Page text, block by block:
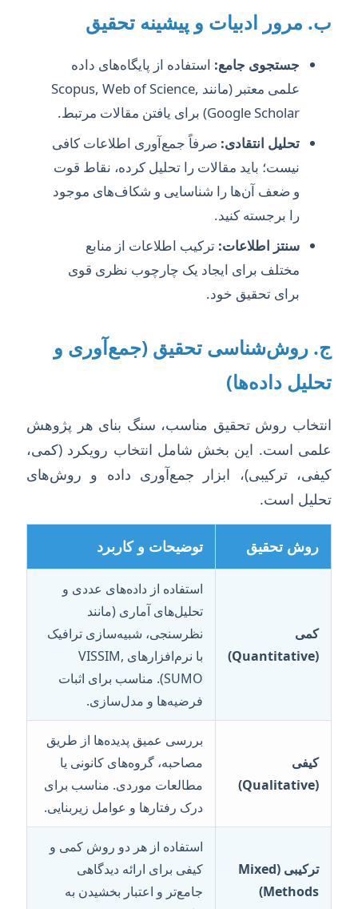
ب. مرور ادبیات و پیشینه تحقیق
جستجوی جامع: استفاده از پایگاه‌های داده
علمی معتبر (مانند Scopus, Web of Science,
Google Scholar) برای یافتن مقالات مرتبط.
تحلیل انتقادی: صرفاً جمع‌آوری اطلاعات کافی
نیست؛ باید مقالات را تحلیل کرده، نقاط قوت
و ضعف آن‌ها را شناسایی و شکاف‌های موجود
را برجسته کنید.
سنتز اطلاعات: ترکیب اطلاعات از منابع
مختلف برای ایجاد یک چارچوب نظری قوی
برای تحقیق خود.
ج. روش‌شناسی تحقیق (جمع‌آوری و
تحلیل داده‌ها)
انتخاب روش تحقیق مناسب، سنگ بنای هر پژوهش
علمی است. این بخش شامل انتخاب رویکرد (کمی،
کیفی، ترکیبی)، ابزار جمع‌آوری داده و روش‌های
تحلیل است.
روش تحقیق توضیحات و کاربرد
کمی
(Quantitative)
استفاده از داده‌های عددی و
تحلیل‌های آماری (مانند
نظرسنجی، شبیه‌سازی ترافیک
با نرم‌افزارهای VISSIM,
SUMO). مناسب برای اثبات
فرضیه‌ها و مدل‌سازی.
کیفی
(Qualitative)
بررسی عمیق پدیده‌ها از طریق
مصاحبه، گروه‌های کانونی یا
مطالعات موردی. مناسب برای
درک رفتارها و عوامل زیربنایی.
ترکیبی (Mixed
Methods)
استفاده از هر دو روش کمی و
کیفی برای ارائه دیدگاهی
جامع‌تر و اعتبار بخشیدن به